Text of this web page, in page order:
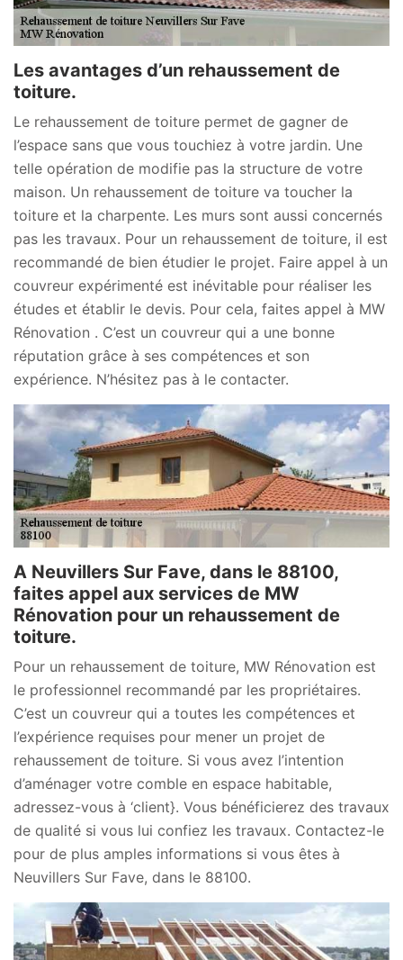
Les avantages d’un rehaussement de
toiture.
Le rehaussement de toiture permet de gagner de
l’espace sans que vous touchiez à votre jardin. Une
telle opération de modifie pas la structure de votre
maison. Un rehaussement de toiture va toucher la
toiture et la charpente. Les murs sont aussi concernés
pas les travaux. Pour un rehaussement de toiture, il est
recommandé de bien étudier le projet. Faire appel à un
couvreur expérimenté est inévitable pour réaliser les
études et établir le devis. Pour cela, faites appel à MW
Rénovation . C’est un couvreur qui a une bonne
réputation grâce à ses compétences et son
expérience. N’hésitez pas à le contacter.
A Neuvillers Sur Fave, dans le 88100,
faites appel aux services de MW
Rénovation pour un rehaussement de
toiture.
Pour un rehaussement de toiture, MW Rénovation est
le professionnel recommandé par les propriétaires.
C’est un couvreur qui a toutes les compétences et
l’expérience requises pour mener un projet de
rehaussement de toiture. Si vous avez l’intention
d’aménager votre comble en espace habitable,
adressez-vous à ‘client}. Vous bénéficierez des travaux
de qualité si vous lui confiez les travaux. Contactez-le
pour de plus amples informations si vous êtes à
Neuvillers Sur Fave, dans le 88100.